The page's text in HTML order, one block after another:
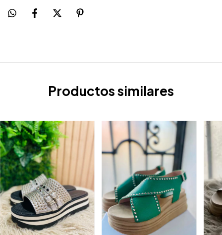
Productos similares